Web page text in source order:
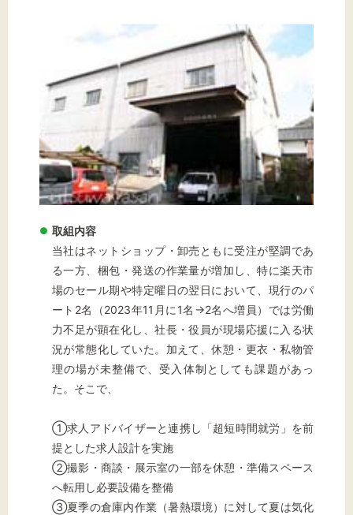
お問い合わせ
文字サイズ
標準 拡大
黒 白 黄
取組内容
当社はネットショップ・卸売ともに受注が堅調であ
る一方、梱包・発送の作業量が増加し、特に楽天市
場のセール期や特定曜日の翌日において、現行のパ
ート2名（2023年11月に1名→2名へ増員）では労働
力不足が顕在化し、社長・役員が現場応援に入る状
況が常態化していた。加えて、休憩・更衣・私物管
理の場が未整備で、受入体制としても課題があっ
た。そこで、
①求人アドバイザーと連携し「超短時間就労」を前
提とした求人設計を実施
②撮影・商談・展示室の一部を休憩・準備スペース
へ転用し必要設備を整備
③夏季の倉庫内作業（暑熱環境）に対して夏は気化